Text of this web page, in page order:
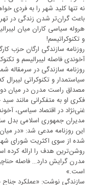
نه تنها کلید شهر را به فردی
باعث گران‌تر شدن زندگی در
هروله سیاسی کاران میان
و تکنوکراتیسم!
روزنامه سازندگی ارگان حزب
آخوندی فاصله لیبرالیسم و
روزنامه سازندگی در سرمقاله
سیاستمدار و تکنوکراتی
مصداق راست مدرن در میان
فکری او به متفکرانی مانند
غنی‌نژاد در اقتصاد سیاسی،
مدیران جمهوری اسلامی بدل
این روزنامه مدعی شد: «در
شده از سوی اکثریت شورای
روشن‌ترین هدف را ارائه کرده
مدرن گرایش دارد… فاصله
است.»
سازندگی نوشت: «عملکرد جناح